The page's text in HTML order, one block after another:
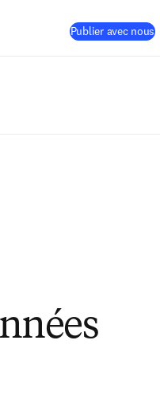
Publier avec nous